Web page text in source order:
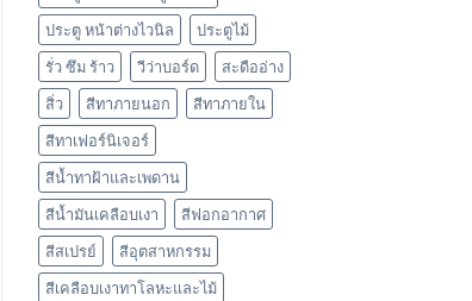
ประตู หน้าต่างไวนิล
ประตูไม้
รั่ว ซึม ร้าว
วีว่าบอร์ด
สะดืออ่าง
สิ่ว
สีทาภายนอก
สีทาภายใน
สีทาเฟอร์นิเจอร์
สีน้ำทาฝ้าและเพดาน
สีน้ำมันเคลือบเงา
สีฟอกอากาศ
สีสเปรย์
สีอุตสาหกรรม
สีเคลือบเงาทาโลหะและไม้